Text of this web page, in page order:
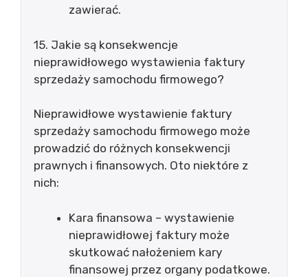
zawierać.
15. Jakie są konsekwencje
nieprawidłowego wystawienia faktury
sprzedaży samochodu firmowego?
Nieprawidłowe wystawienie faktury
sprzedaży samochodu firmowego może
prowadzić do różnych konsekwencji
prawnych i finansowych. Oto niektóre z
nich:
Kara finansowa – wystawienie
nieprawidłowej faktury może
skutkować nałożeniem kary
finansowej przez organy podatkowe.